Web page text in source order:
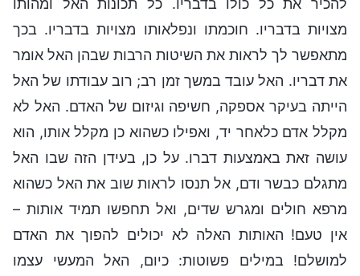
להכיר את כל כולו בדבריו. כל תכונות האל ומהותו
מצויות בדבריו. חוכמתו ונפלאותו מצויות בדבריו. בכך
מתאפשר לך לראות את השיטות הרבות שבהן האל אומר
את דבריו. האל עובד במשך זמן רב; רוב עבודתו של האל
הייתה בעיקר אספקה, חשיפה וגיזום של האדם. האל לא
מקלל אדם כלאחר יד, ואפילו כשהוא כן מקלל אותו, הוא
עושה זאת באמצעות דברו. על כן, בעידן הזה שבו האל
מתגלם כבשר ודם, אל תנסו לראות שוב את האל כשהוא
מרפא חולים ומגרש שדים, ואל תחפשו תמיד אותות –
אין טעם! האותות האלה לא יכולים להפוך את האדם
למושלם! במילים פשוטות: כיום, האל המעשי עצמו